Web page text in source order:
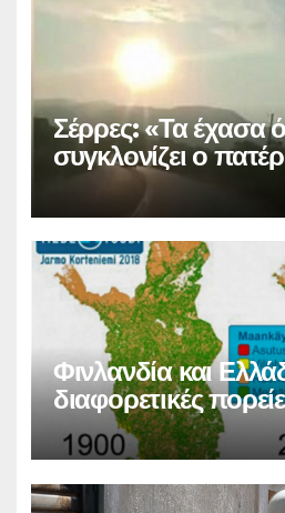
Σέρρες: «Τα έχασα
συγκλονίζει ο
θυμάτων
Φινλανδία και
διαφορετικές